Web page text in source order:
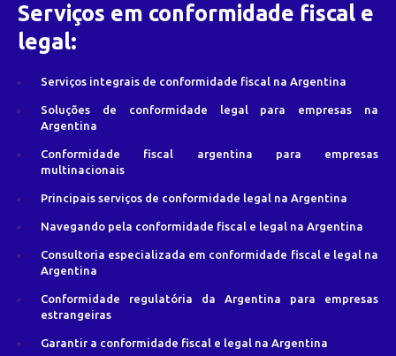
Serviços em conformidade fiscal e
legal:
Serviços integrais de conformidade fiscal na Argentina
Soluções de conformidade legal para empresas na
Argentina
Conformidade fiscal argentina para empresas
multinacionais
Principais serviços de conformidade legal na Argentina
Navegando pela conformidade fiscal e legal na Argentina
Consultoria especializada em conformidade fiscal e legal na
Argentina
Conformidade regulatória da Argentina para empresas
estrangeiras
Garantir a conformidade fiscal e legal na Argentina